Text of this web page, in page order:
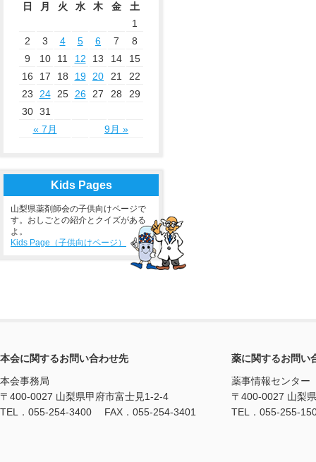
日
月 火 水 木 金
土
1
2
3 4 5 6 7
8
9
10 11 12 13 14
15
16
17 18 19 20 21
22
23
24 25 26 27 28
29
30 31
« 7月
9月 »
Kids Pages
山梨県薬剤師会の子供向けページで
す。おしごとの紹介とクイズがある
よ。
Kids Page（子供向けページ）
本会に関するお問い合わせ先
本会事務局
〒400-0027 山梨県甲府市富士見1-2-4
TEL．055-254-3400 FAX．055-254-3401
薬に関するお問い
薬事情報センター
〒400-0027 山梨
TEL．055-255-